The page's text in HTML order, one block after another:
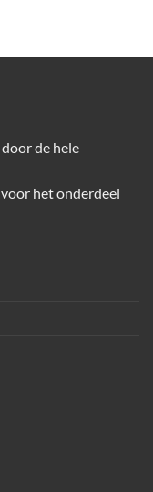
de hele
het onderdeel